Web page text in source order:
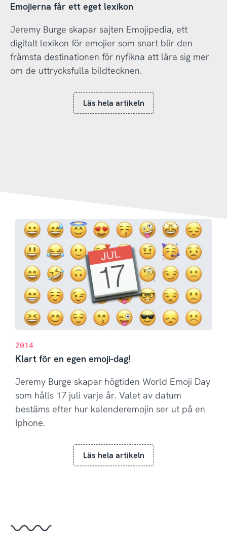
Emojierna får ett eget lexikon
Jeremy Burge skapar sajten Emojipedia, ett
digitalt lexikon för emojier som snart blir den
främsta destinationen för nyfikna att lära sig mer
om de uttrycksfulla bildtecknen.
Läs hela artikeln
2014
Klart för en egen emoji-dag!
Jeremy Burge skapar högtiden World Emoji Day
som hålls 17 juli varje år. Valet av datum
bestäms efter hur kalenderemojin ser ut på en
Iphone.
Läs hela artikeln